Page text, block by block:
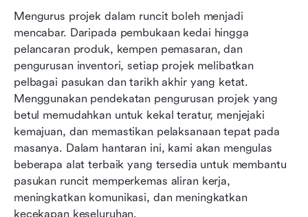
Mengurus projek dalam runcit boleh menjadi
mencabar. Daripada pembukaan kedai hingga
pelancaran produk, kempen pemasaran, dan
pengurusan inventori, setiap projek melibatkan
pelbagai pasukan dan tarikh akhir yang ketat.
Menggunakan pendekatan pengurusan projek yang
betul memudahkan untuk kekal teratur, menjejaki
kemajuan, dan memastikan pelaksanaan tepat pada
masanya. Dalam hantaran ini, kami akan mengulas
beberapa alat terbaik yang tersedia untuk membantu
pasukan runcit memperkemas aliran kerja,
meningkatkan komunikasi, dan meningkatkan
kecekapan keseluruhan.
Kemahiran penting untuk pengurus projek runcit
Alat pengurusan projek terbaik untuk pasukan
Cara memilih alat yang sesuai untuk pasukan
runcit anda
Amalan terbaik untuk pengurusan projek runcit
yang berjaya
Kesimpulan
Soalan Lazim